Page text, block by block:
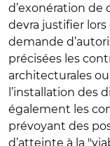
d’exonération de
devra justifier
demande
précisées les
architecturales
l’installation des
également les
prévoyant des
d’atteinte à la